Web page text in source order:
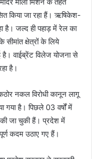
किया जा रहा हैं। ऋषिकेश-
है। जल्द ही पहाड़ में रेल का
सीमांत क्षेत्रों के लिये
है। वाईब्रेंट विलेज योजना से
है।
नकल विरोधी कानून लागू
गया है। पिछले 03 वर्षों में
जा चुकी हैं। प्रदेश में
कदम उठाए गए हैं।